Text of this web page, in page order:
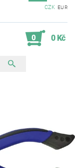
CZK EUR
0 0 Kč